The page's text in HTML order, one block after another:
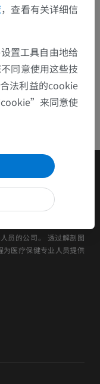
员的公司。 透过解剖图
为医疗保健专业人员提供
，查看有关详细信
置工具自由地给
同意使用这些技
法利益的cookie
来同意使